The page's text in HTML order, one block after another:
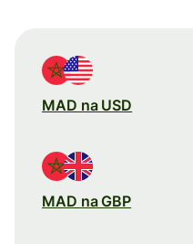
MAD na USD
MAD na GBP